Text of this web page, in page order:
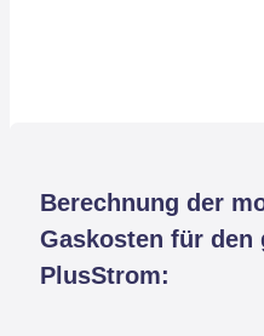
Berechnung der
Gaskosten für
PlusStrom: